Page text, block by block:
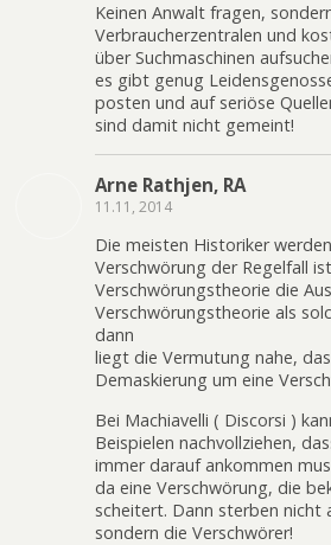
Keinen Anwalt fragen,
Verbraucherzentralen und
über Suchmaschinen
es gibt genug
posten und auf seriöse
sind damit nicht gemeint!
Arne Rathjen, RA
11.11, 2014
Die meisten Historiker
Verschwörung der Regelfall
Verschwörungstheorie die
Verschwörungstheorie als
dann
liegt die Vermutung nahe,
Demaskierung um eine
Bei Machiavelli ( Discorsi )
Beispielen nachvollziehen,
immer darauf ankommen
da eine Verschwörung, die
scheitert. Dann sterben nicht
sondern die Verschwörer!